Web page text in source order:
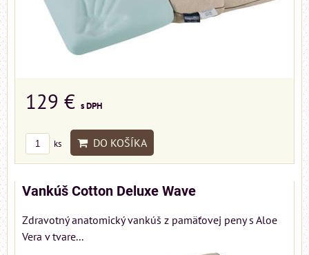
129 € s DPH
ks DO KOŠÍKA
Vankúš Cotton Deluxe Wave
Zdravotný anatomický vankúš z pamäťovej peny s Aloe
Vera v tvare...